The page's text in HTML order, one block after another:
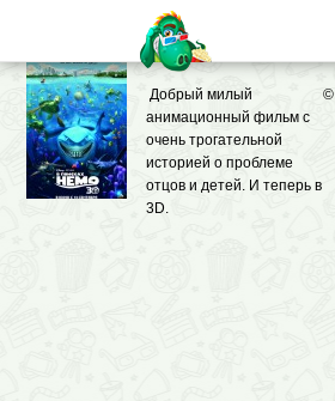
©
Добрый милый
анимационный фильм с
очень трогательной
историей о проблеме
отцов и детей. И теперь в
3D.